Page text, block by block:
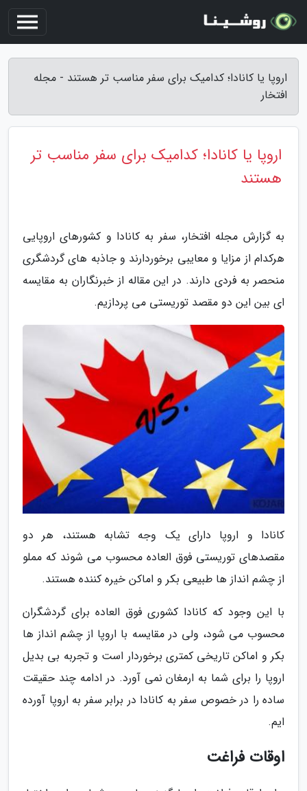
اروپا یا کانادا؛ کدامیک برای سفر مناسب تر هستند - مجله
افتخار
اروپا یا کانادا؛ کدامیک برای سفر مناسب تر
هستند
به گزارش مجله افتخار، سفر به کانادا و کشورهای اروپایی
هرکدام از مزایا و معایبی برخوردارند و جاذبه های گردشگری
منحصر به فردی دارند. در این مقاله از خبرنگاران به مقایسه
ای بین این دو مقصد توریستی می پردازیم.
کانادا و اروپا دارای یک وجه تشابه هستند، هر دو
مقصدهای توریستی فوق العاده محسوب می شوند که مملو
از چشم انداز ها طبیعی بکر و اماکن خیره کننده هستند.
با این وجود که کانادا کشوری فوق العاده برای گردشگران
محسوب می شود، ولی در مقایسه با اروپا از چشم انداز ها
بکر و اماکن تاریخی کمتری برخوردار است و تجربه بی بدیل
اروپا را برای شما به ارمغان نمی آورد. در ادامه چند حقیقت
ساده را در خصوص سفر به کانادا در برابر سفر به اروپا آورده
ایم.
اوقات فراغت